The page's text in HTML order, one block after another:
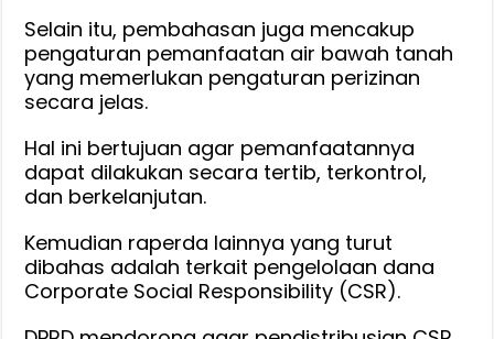
Selain itu, pembahasan juga mencakup
pengaturan pemanfaatan air bawah tanah
yang memerlukan pengaturan perizinan
secara jelas.
Hal ini bertujuan agar pemanfaatannya
dapat dilakukan secara tertib, terkontrol,
dan berkelanjutan.
Kemudian raperda lainnya yang turut
dibahas adalah terkait pengelolaan dana
Corporate Social Responsibility (CSR).